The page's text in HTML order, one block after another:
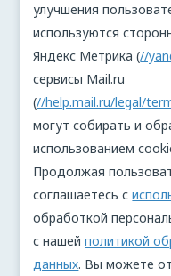
улучшения
используются
Яндекс Метрика (//
сервисы Mail.ru
(//help.mail.ru/legal/
могут собирать и
использованием
Продолжая
соглашаетесь с
обработкой
с нашейполитикой
данных. Вы можете